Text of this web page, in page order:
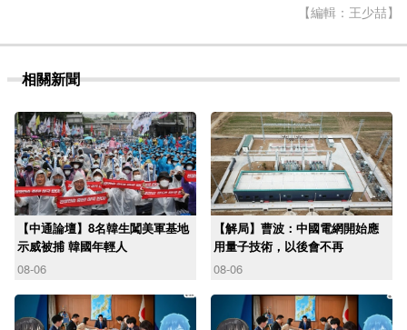
【編輯：王少喆】
相關新聞
【中通論壇】8名韓生闖美軍基地
示威被捕 韓國年輕人
08-06
【解局】曹波：中國電網開始應
用量子技術，以後會不再
08-06